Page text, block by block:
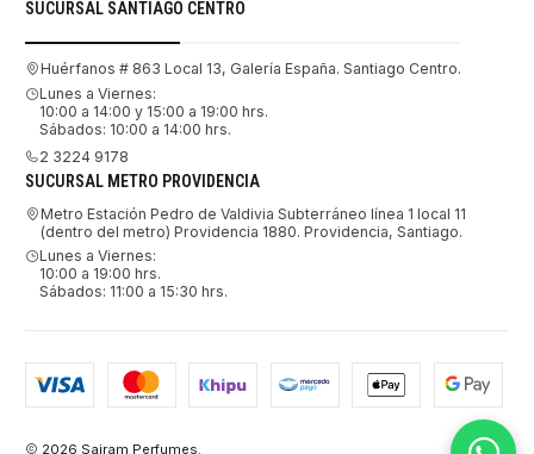
SUCURSAL SANTIAGO CENTRO
Huérfanos # 863 Local 13, Galería España. Santiago Centro.
Lunes a Viernes:
10:00 a 14:00 y 15:00 a 19:00 hrs.
Sábados: 10:00 a 14:00 hrs.
2 3224 9178
SUCURSAL METRO PROVIDENCIA
Metro Estación Pedro de Valdivia Subterráneo línea 1 local 11
(dentro del metro) Providencia 1880. Providencia, Santiago.
Lunes a Viernes:
10:00 a 19:00 hrs.
Sábados: 11:00 a 15:30 hrs.
2026 Sairam Perfumes.